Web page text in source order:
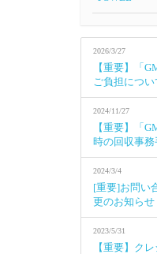
2026/3/27
【重要】「
ご負担につい
2024/11/27
【重要】「
時の回収事
2024/3/4
[重要]お問い
更のお知らせ
2023/5/31
【重要】ク